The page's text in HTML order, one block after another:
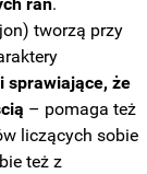
tworzą przy
sprawiające, że
– pomaga też
liczących sobie
też z